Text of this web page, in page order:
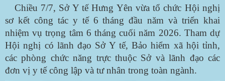
Chiều 7/7, Sở Y tế Hưng Yên vừa tổ chức Hội nghị
sơ kết công tác y tế 6 tháng đầu năm và triển khai
nhiệm vụ trọng tâm 6 tháng cuối năm 2026. Tham dự
Hội nghị có lãnh đạo Sở Y tế, Bảo hiểm xã hội tỉnh,
các phòng chức năng trực thuộc Sở và lãnh đạo các
đơn vị y tế công lập và tư nhân trong toàn ngành.